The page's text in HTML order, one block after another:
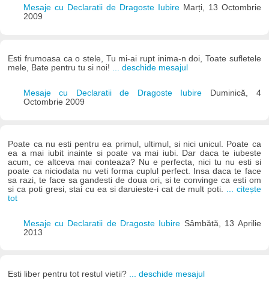
Mesaje cu Declaratii de Dragoste Iubire Marți, 13 Octombrie
2009
Esti frumoasa ca o stele, Tu mi-ai rupt inima-n doi, Toate sufletele
mele, Bate pentru tu si noi!
... deschide mesajul
Mesaje cu Declaratii de Dragoste Iubire
Duminică, 4
Octombrie 2009
Poate ca nu esti pentru ea primul, ultimul, si nici unicul. Poate ca
ea a mai iubit inainte si poate va mai iubi. Dar daca te iubeste
acum, ce altceva mai conteaza? Nu e perfecta, nici tu nu esti si
poate ca niciodata nu veti forma cuplul perfect. Insa daca te face
sa razi, te face sa gandesti de doua ori, si te convinge ca esti om
si ca poti gresi, stai cu ea si daruieste-i cat de mult poti.
... citește
tot
Mesaje cu Declaratii de Dragoste Iubire Sâmbătă, 13 Aprilie
2013
Esti liber pentru tot restul vietii? ... deschide mesajul